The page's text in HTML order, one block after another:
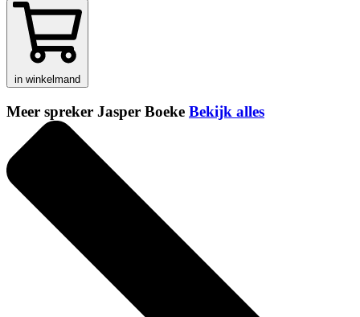
in winkelmand
Meer spreker Jasper Boeke Bekijk alles